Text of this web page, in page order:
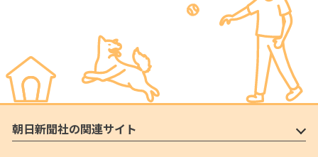
朝日新聞社の関連サイト